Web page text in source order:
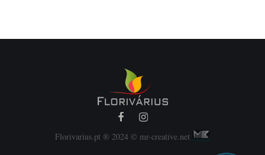
Florivarius.pt ® 2024 © mr-creative.net